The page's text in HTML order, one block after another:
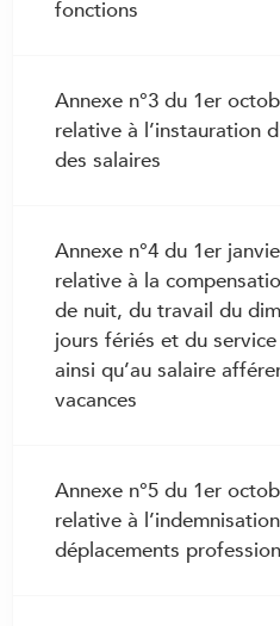
3.15 Congés usuels
3.17 Indemnités pour
professionnels
3.18 Frais de repas et de
3.20 Promotion salariale
3.21 Remplacement dans
supérieure
3.22 Droits et devoirs en
maladie
3.25 Droits et devoirs en
grossesse et de maternité
fonctions
Annexe n°3 du 1er
relative à l’instauration
des salaires
Annexe n°4 du 1er
relative à la
de nuit, du travail du
jours fériés et du
ainsi qu’au salaire
vacances
Annexe n°5 du 1er
relative à
déplacements